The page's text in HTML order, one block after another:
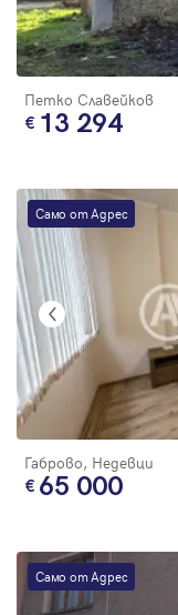
Петко Славейков
13 294
Само от Адрес
Габрово, Недевци
65 000
Само от Адрес
Парола